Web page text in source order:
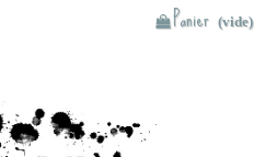
Panier (vide)